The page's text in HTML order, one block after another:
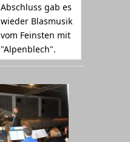
Abschluss gab es
wieder Blasmusik
vom Feinsten mit
"Alpenblech".